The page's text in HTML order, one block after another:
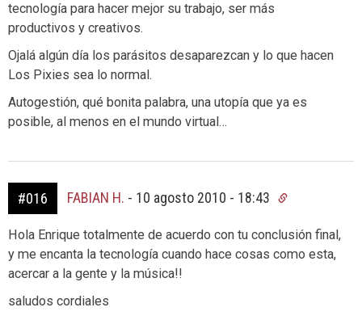
tecnología para hacer mejor su trabajo, ser más
productivos y creativos.
Ojalá algún día los parásitos desaparezcan y lo que hacen
Los Pixies sea lo normal.
Autogestión, qué bonita palabra, una utopía que ya es
posible, al menos en el mundo virtual…
#016 FABIAN H. - 10 agosto 2010 - 18:43
Hola Enrique totalmente de acuerdo con tu conclusión final,
y me encanta la tecnología cuando hace cosas como esta,
acercar a la gente y la música!!
saludos cordiales